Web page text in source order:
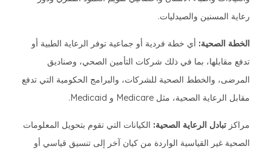
رعاية المسنين والصيدليات.
الخطة الصحية: أي خطة فردية أو جماعية توفر الرعاية الطبية أو
تدفع مقابلها، بما في ذلك شركات التأمين الصحي، وصناديق
المرضى، والخطط الصحية للشركات، والبرامج الحكومية التي تدفع
مقابل الرعاية الصحية، مثل Medicare و Medicaid.
مراكز تبادل الرعاية الصحية: الكيانات التي تقوم بتحويل المعلومات
الصحية غير القياسية الواردة من كيان آخر إلى تنسيق قياسي أو